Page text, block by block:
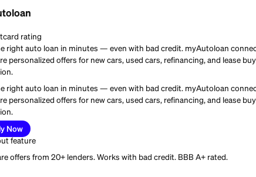
Best for:Car buyers looking to compare auto loan offers,